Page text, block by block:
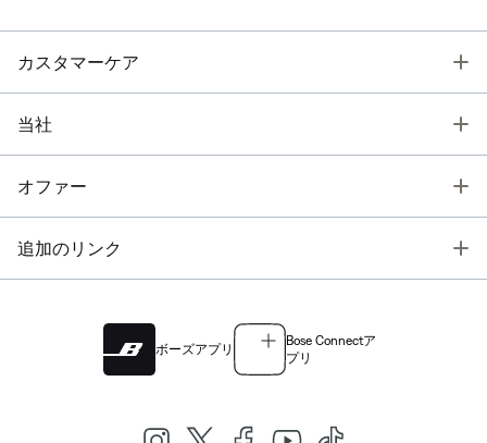
カスタマーケア
当社
オファー
追加のリンク
ボーズアプリ
Bose Connectア
プリ